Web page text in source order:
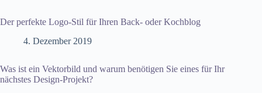
Der perfekte Logo-Stil für Ihren Back- oder Kochblog
4. Dezember 2019
Was ist ein Vektorbild und warum benötigen Sie eines für Ihr
nächstes Design-Projekt?